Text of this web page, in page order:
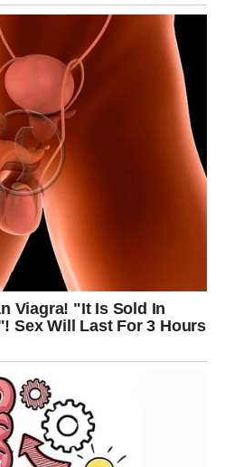
praška za pecivo (otprilike 1
(jedno pakiranje). Dodatno je
5 žlica) i 40 grama šećera u
je koristiti 50 grama jogurta
bude čvrst, a ne vodenast kako bi
preporučljivo je odvojiti mali dio
Potrebna je samo minimalna
ne bacati cijelo jaje. Na
biti sobne temperature.
KOLAČ OD JAGODE I
potrebne sastojke, osim
dok ne dobijete mekano